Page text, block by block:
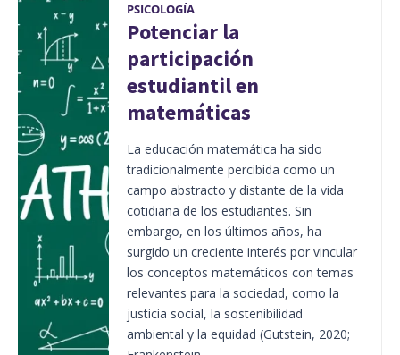
PSICOLOGÍA
Potenciar la
participación
estudiantil en
matemáticas
La educación matemática ha sido
tradicionalmente percibida como un
campo abstracto y distante de la vida
cotidiana de los estudiantes. Sin
embargo, en los últimos años, ha
surgido un creciente interés por vincular
los conceptos matemáticos con temas
relevantes para la sociedad, como la
justicia social, la sostenibilidad
ambiental y la equidad (Gutstein, 2020;